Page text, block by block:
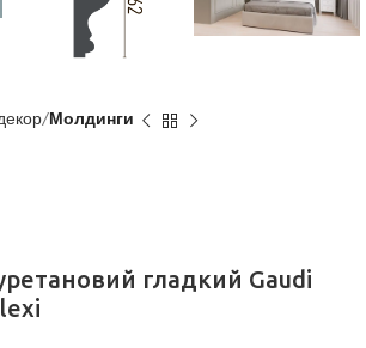
Молдинги
гладкий Gaudi